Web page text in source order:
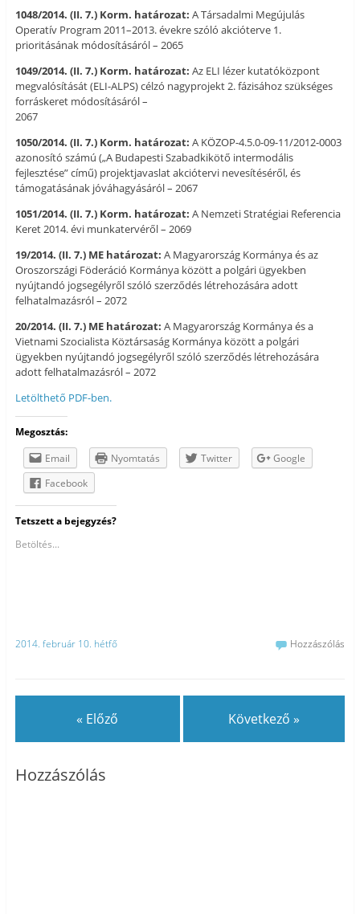
1048/2014. (II. 7.) Korm. határozat: A Társadalmi Megújulás
Operatív Program 2011–2013. évekre szóló akcióterve 1.
prioritásának módosításáról – 2065
1049/2014. (II. 7.) Korm. határozat: Az ELI lézer kutatóközpont
megvalósítását (ELI-ALPS) célzó nagyprojekt 2. fázisához szükséges
forráskeret módosításáról –
2067
1050/2014. (II. 7.) Korm. határozat: A KÖZOP-4.5.0-09-11/2012-0003
azonosító számú („A Budapesti Szabadkikötő intermodális
fejlesztése” című) projektjavaslat akciótervi nevesítéséről, és
támogatásának jóváhagyásáról – 2067
1051/2014. (II. 7.) Korm. határozat: A Nemzeti Stratégiai Referencia
Keret 2014. évi munkatervéről – 2069
19/2014. (II. 7.) ME határozat: A Magyarország Kormánya és az
Oroszországi Föderáció Kormánya között a polgári ügyekben
nyújtandó jogsegélyről szóló szerződés létrehozására adott
felhatalmazásról – 2072
20/2014. (II. 7.) ME határozat: A Magyarország Kormánya és a
Vietnami Szocialista Köztársaság Kormánya között a polgári
ügyekben nyújtandó jogsegélyről szóló szerződés létrehozására
adott felhatalmazásról – 2072
Letölthető PDF-ben.
Megosztás:
Email
Nyomtatás Twitter
Google
Facebook
Tetszett a bejegyzés?
Betöltés...
2014. február 10. hétfő Hozzászólás
« Előző Következő »
Hozzászólás